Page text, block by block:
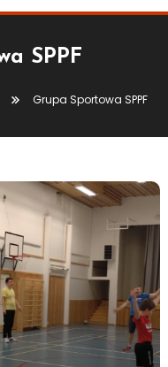
SPPF
Grupa Sportowa SPPF